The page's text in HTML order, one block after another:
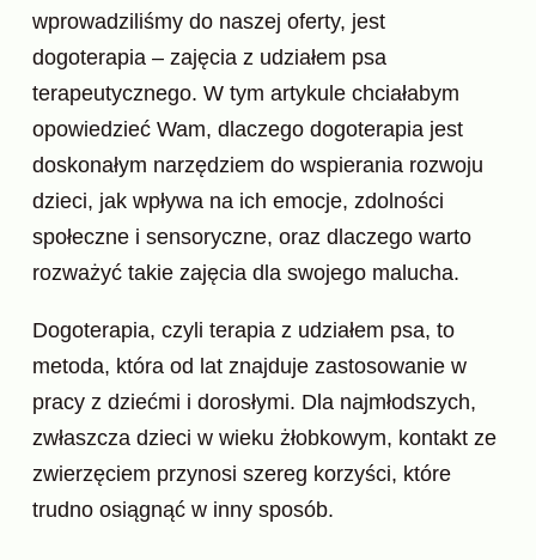
wprowadziliśmy do naszej oferty, jest
dogoterapia – zajęcia z udziałem psa
terapeutycznego. W tym artykule chciałabym
opowiedzieć Wam, dlaczego dogoterapia jest
doskonałym narzędziem do wspierania rozwoju
dzieci, jak wpływa na ich emocje, zdolności
społeczne i sensoryczne, oraz dlaczego warto
rozważyć takie zajęcia dla swojego malucha.
Dogoterapia, czyli terapia z udziałem psa, to
metoda, która od lat znajduje zastosowanie w
pracy z dziećmi i dorosłymi. Dla najmłodszych,
zwłaszcza dzieci w wieku żłobkowym, kontakt ze
zwierzęciem przynosi szereg korzyści, które
trudno osiągnąć w inny sposób.